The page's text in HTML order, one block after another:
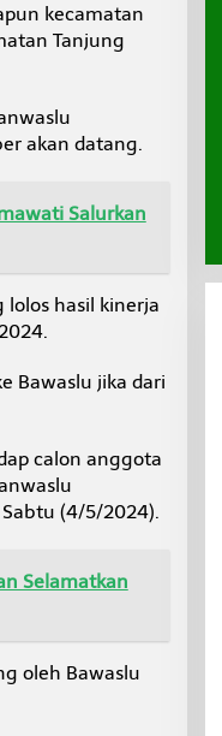
kecamatan
Tanjung
akan datang.
Salurkan
lolos hasil kinerja
Bawaslu jika dari
calon anggota
(4/5/2024).
Selamatkan
oleh Bawaslu